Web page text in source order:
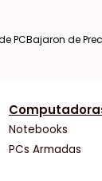
PCBajaron de
Notebooks
PCs Armadas
Gigabyte
HP